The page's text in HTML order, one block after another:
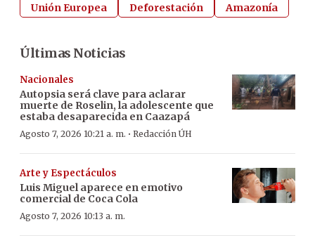
Unión Europea
Deforestación Amazonía
Últimas Noticias
Nacionales
Autopsia será clave para aclarar
muerte de Roselin, la adolescente que
estaba desaparecida en Caazapá
Agosto 7, 2026 10:21 a. m. · Redacción ÚH
Arte y Espectáculos
Luis Miguel aparece en emotivo
comercial de Coca Cola
Agosto 7, 2026 10:13 a. m.